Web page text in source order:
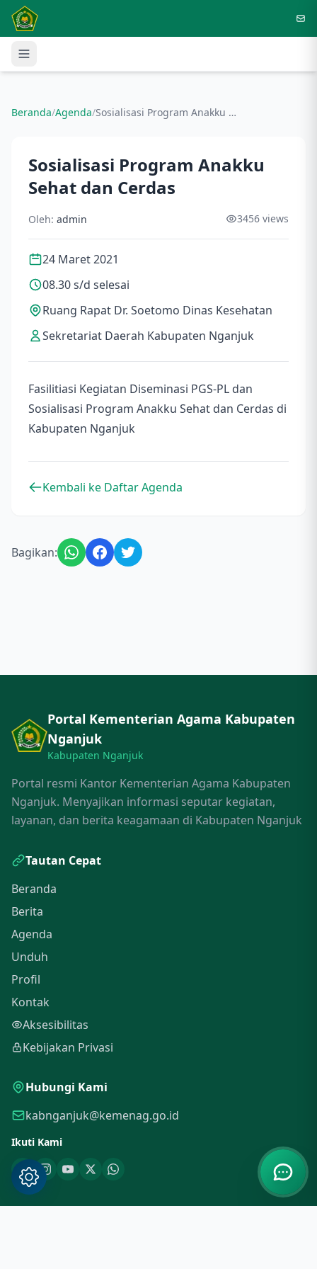
Langsung ke konten utama
Beranda/Agenda/ Sosialisasi Program Anakku Sehat dan Cerdas
Sosialisasi Program Anakku
Sehat dan Cerdas
Oleh: admin 3456 views
24 Maret 2021
08.30 s/d selesai
Ruang Rapat Dr. Soetomo Dinas Kesehatan
Sekretariat Daerah Kabupaten Nganjuk
Fasilitiasi Kegiatan Diseminasi PGS-PL dan
Sosialisasi Program Anakku Sehat dan Cerdas di
Kabupaten Nganjuk
Kembali ke Daftar Agenda
Bagikan:
Portal Kementerian Agama Kabupaten
Nganjuk
Kabupaten Nganjuk
Portal resmi Kantor Kementerian Agama Kabupaten
Nganjuk. Menyajikan informasi seputar kegiatan,
layanan, dan berita keagamaan di Kabupaten Nganjuk
Tautan Cepat
Beranda
Berita
Agenda
Unduh
Profil
Kontak
Aksesibilitas
Kebijakan Privasi
Hubungi Kami
kabnganjuk@kemenag.go.id
Ikuti Kami